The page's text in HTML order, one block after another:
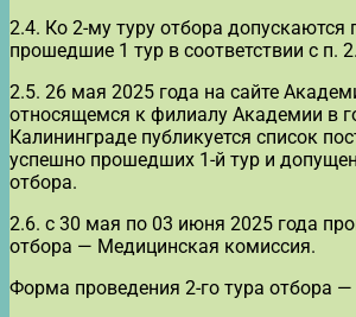
2.4. Ко 2-му туру отбора допускаются
прошедшие 1 тур в соответствии с п.
2.5. 26 мая 2025 года на сайте
относящемся к филиалу Академии в
Калининграде публикуется список
успешно прошедших 1-й тур и
отбора.
2.6. с 30 мая по 03 июня 2025 года
отбора — Медицинская комиссия.
Форма проведения 2-го тура отбора —